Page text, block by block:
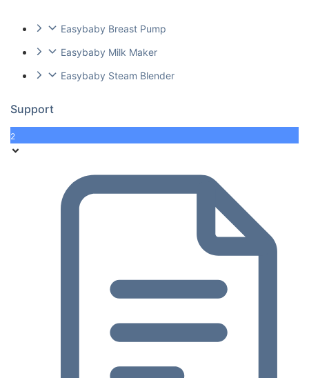
Easybaby Breast Pump
Easybaby Milk Maker
Easybaby Steam Blender
Support
2